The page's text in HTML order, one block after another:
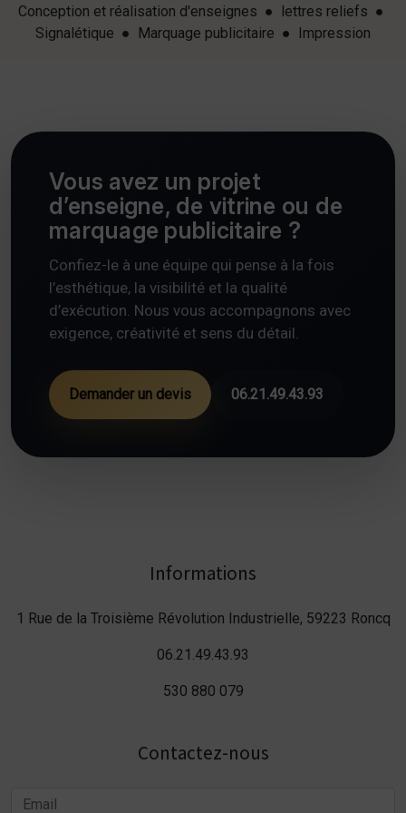
Conception et réalisation d'enseignes ● lettres reliefs ●
Signalétique ● Marquage publicitaire ● Impression
Vous avez un projet
d’enseigne, de vitrine ou de
marquage publicitaire ?
Confiez-le à une équipe qui pense à la fois
l’esthétique, la visibilité et la qualité
d’exécution. Nous vous accompagnons avec
exigence, créativité et sens du détail.
Demander un devis 06.21.49.43.93
Informations
1 Rue de la Troisième Révolution Industrielle, 59223 Roncq
06.21.49.43.93
530 880 079
Contactez-nous